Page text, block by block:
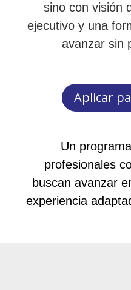
sino con visión
ejecutivo y una
avanzar sin
Aplicar
Un
profesionales
buscan avanzar
experiencia